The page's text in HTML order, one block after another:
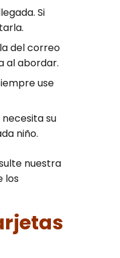
Si
del correo
al abordar.
use
su
niño.
nuestra
los